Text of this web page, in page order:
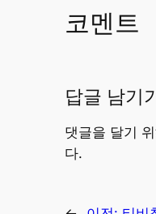
코멘트
답글 남기
댓글을 달기
다.